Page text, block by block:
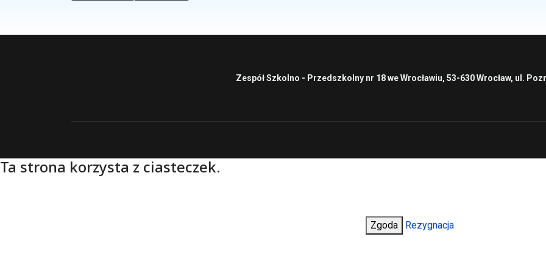
Zespół Szkolno - Przedszkolny nr 18 we Wrocławiu, 53-630 Wrocław, ul.
Ta strona korzysta z ciasteczek.
Zgoda Rezygnacja